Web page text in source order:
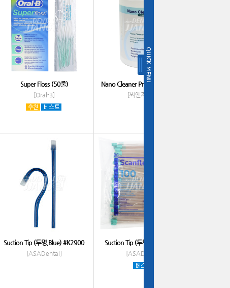
Super Floss (50줄)
[Oral-B]
Nano Cleaner Professional (티슈)
[씨엔지세븐]
Suction Tip (투명,Blue) #K2900
[ASADental]
Suction Tip (투명,Green) #TVS
[ASADental]